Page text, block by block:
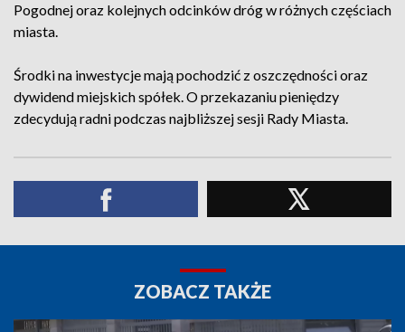
Pogodnej oraz kolejnych odcinków dróg w różnych częściach
miasta.
Środki na inwestycje mają pochodzić z oszczędności oraz
dywidend miejskich spółek. O przekazaniu pieniędzy
zdecydują radni podczas najbliższej sesji Rady Miasta.
ZOBACZ TAKŻE